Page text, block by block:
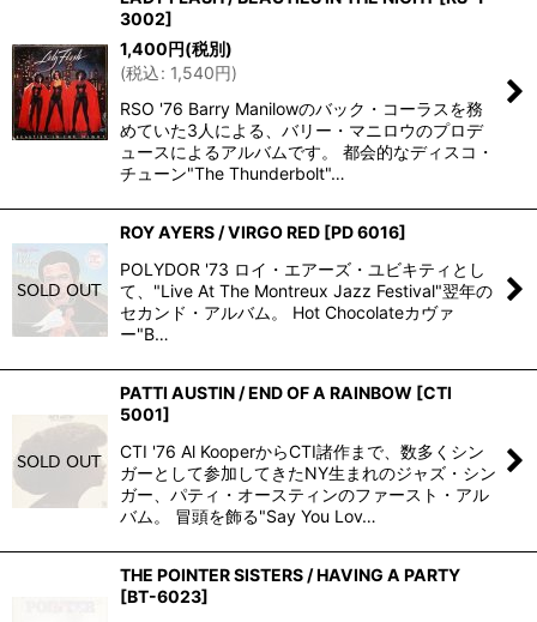
3002]
1,400円(税別)
(税込: 1,540円)
RSO '76 Barry Manilowのバック・コーラスを務
めていた3人による、バリー・マニロウのプロデ
ュースによるアルバムです。 都会的なディスコ・
チューン"The Thunderbolt"…
ROY AYERS / VIRGO RED [PD 6016]
POLYDOR '73 ロイ・エアーズ・ユビキティとし
て、"Live At The Montreux Jazz Festival"翌年の
セカンド・アルバム。 Hot Chocolateカヴァ
ー"B…
PATTI AUSTIN / END OF A RAINBOW [CTI
5001]
CTI '76 Al KooperからCTI諸作まで、数多くシン
ガーとして参加してきたNY生まれのジャズ・シン
ガー、パティ・オースティンのファースト・アル
バム。 冒頭を飾る"Say You Lov…
THE POINTER SISTERS / HAVING A PARTY
[BT-6023]